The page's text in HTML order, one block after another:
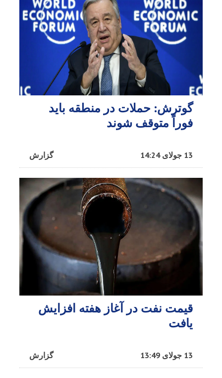
گوترش: حملات در منطقه باید
فوراً متوقف شوند
گزارش 13 جولای 14:24
قیمت نفت در آغاز هفته افزایش
یافت
گزارش 13 جولای 13:49